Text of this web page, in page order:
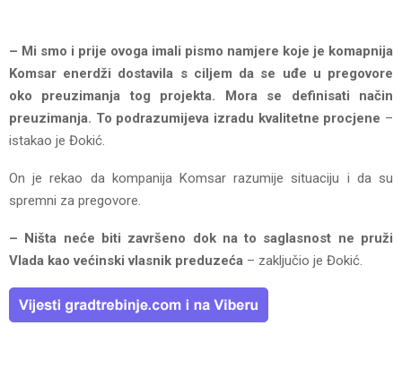
– Mi smo i prije ovoga imali pismo namjere koje je komapnija
Komsar enerdži dostavila s ciljem da se uđe u pregovore
oko preuzimanja tog projekta. Mora se definisati način
preuzimanja. To podrazumijeva izradu kvalitetne procjene –
istakao je Đokić.
On je rekao da kompanija Komsar razumije situaciju i da su
spremni za pregovore.
– Ništa neće biti završeno dok na to saglasnost ne pruži
Vlada kao većinski vlasnik preduzeća – zaključio je Đokić.